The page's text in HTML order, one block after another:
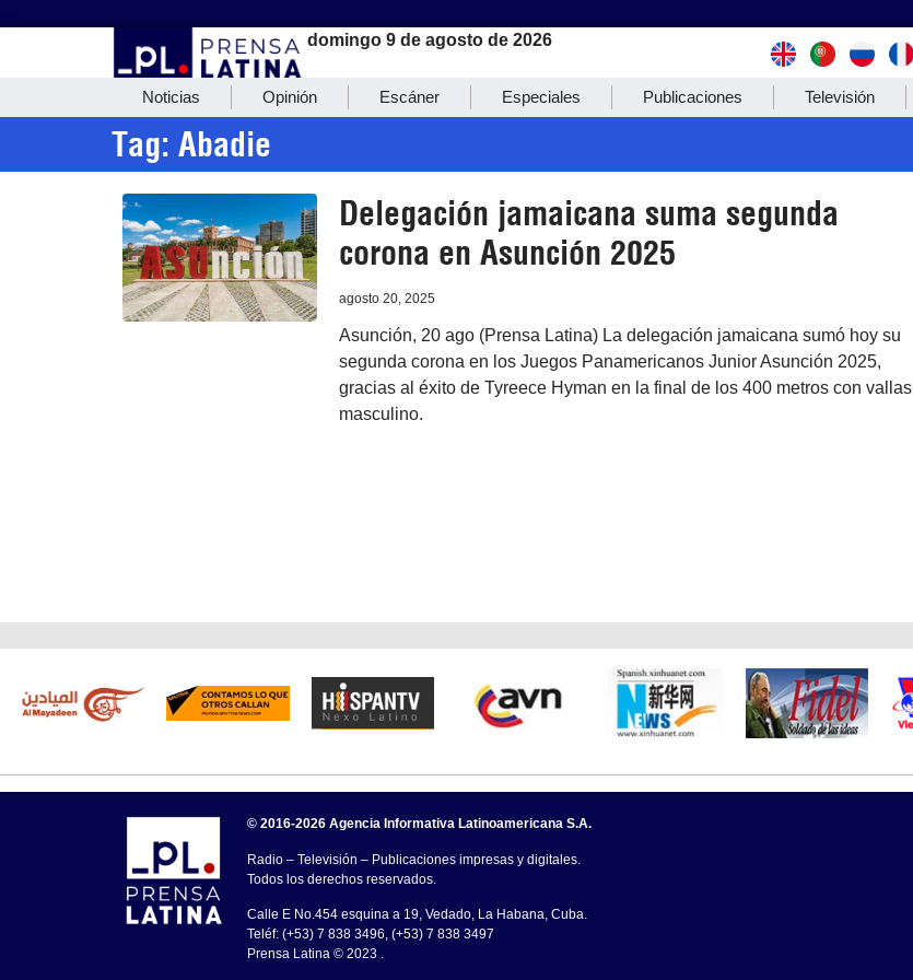
domingo 9 de agosto de 2026
Noticias Opinión Escáner Especiales Publicaciones Televisión
Tag: Abadie
Delegación jamaicana suma segunda
corona en Asunción 2025
agosto 20, 2025
Asunción, 20 ago (Prensa Latina) La delegación jamaicana sumó hoy su
segunda corona en los Juegos Panamericanos Junior Asunción 2025,
gracias al éxito de Tyreece Hyman en la final de los 400 metros con vallas
masculino.
© 2016-2026 Agencia Informativa Latinoamericana S.A.
Radio – Televisión – Publicaciones impresas y digitales.
Todos los derechos reservados.
Calle E No.454 esquina a 19, Vedado, La Habana, Cuba.
Teléf: (+53) 7 838 3496, (+53) 7 838 3497
Prensa Latina © 2023 .